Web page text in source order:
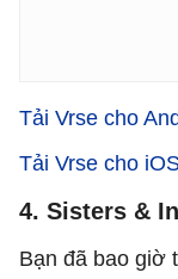
Tải Vrse cho
Tải Vrse cho
4. Sisters &
Bạn đã bao giờ